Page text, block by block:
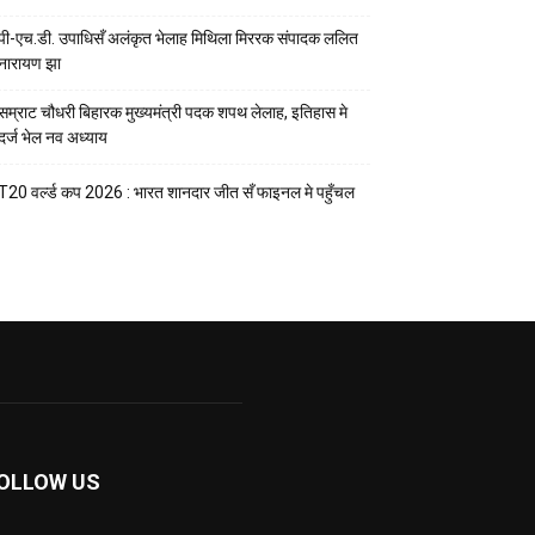
एच.डी. उपाधिसँ अलंकृत भेलाह मिथिला मिररक संपादक ललित
झा
चौधरी बिहारक मुख्यमंत्री पदक शपथ लेलाह, इतिहास मे
भेल नव अध्याय
वर्ल्ड कप 2026 : भारत शानदार जीत सँ फाइनल मे पहुँचल
US